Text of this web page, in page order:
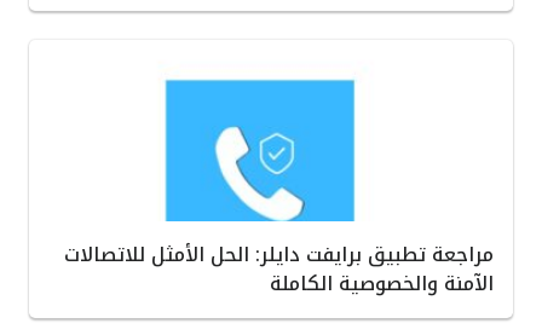
مراجعة تطبيق برايفت دايلر: الحل الأمثل للاتصالات
الآمنة والخصوصية الكاملة